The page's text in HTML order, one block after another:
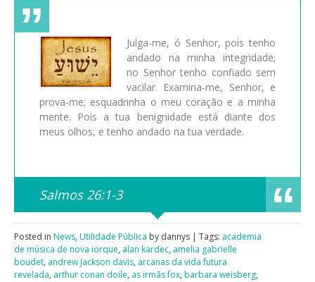
Julga-me, ó Senhor, pois tenho
andado na minha integridade;
no Senhor tenho confiado sem
vacilar. Examina-me, Senhor, e
prova-me; esquadrinha o meu coração e a minha
mente. Pois a tua benignidade está diante dos
meus olhos, e tenho andado na tua verdade.
Salmos 26:1-3
Posted in News, Utilidade Pública by dannys | Tags: academia
de música de nova iorque, alan kardec, amelia gabrielle
boudet, andrew jackson davis, arcanas da vida futura
revelada, arthur conan doile, as irmãs fox, barbara weisberg,